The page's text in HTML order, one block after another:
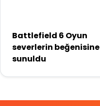
Battlefield 6 Oyun
severlerin beğenisine
sunuldu